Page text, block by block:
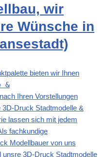
wir
Wünsche in
bieten wir Ihnen
&
Ihren Vorstellungen
Druck Stadtmodelle &
lassen sich mit jedem
fachkundige
Modellbauer von uns
unsre 3D-Druck Stadtmodelle